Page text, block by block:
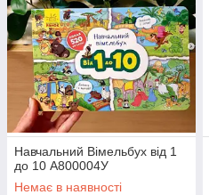
Навчальний Вімельбух від 1
до 10 А800004У
Немає в наявності